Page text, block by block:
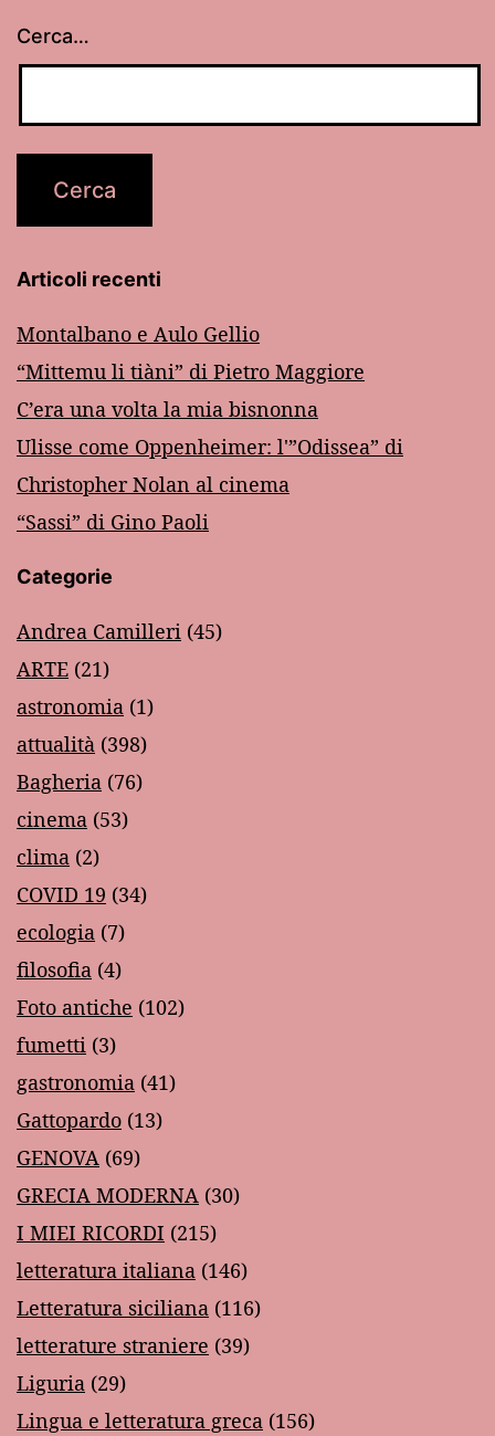
Cerca…
Articoli recenti
Montalbano e Aulo Gellio
“Mittemu li tiàni” di Pietro Maggiore
C’era una volta la mia bisnonna
Ulisse come Oppenheimer: l'”Odissea” di
Christopher Nolan al cinema
“Sassi” di Gino Paoli
Categorie
Andrea Camilleri (45)
ARTE (21)
astronomia (1)
attualità (398)
Bagheria (76)
cinema (53)
clima (2)
COVID 19 (34)
ecologia (7)
filosofia (4)
Foto antiche (102)
fumetti (3)
gastronomia (41)
Gattopardo (13)
GENOVA (69)
GRECIA MODERNA (30)
I MIEI RICORDI (215)
letteratura italiana (146)
Letteratura siciliana (116)
letterature straniere (39)
Liguria (29)
Lingua e letteratura greca (156)